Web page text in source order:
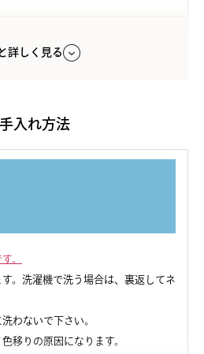
ク絹紡糸100-110g）
詳しく見る
入れ方法
。
。洗濯機で洗う場合は、裏返してネ
わないで下さい。
移りの原因になります。